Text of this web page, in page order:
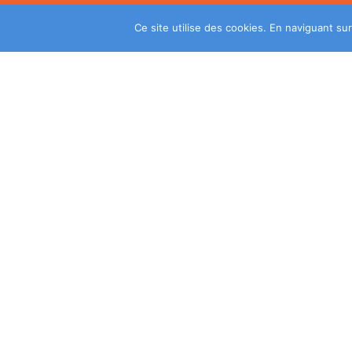
Ce site utilise des cookies. En naviguant